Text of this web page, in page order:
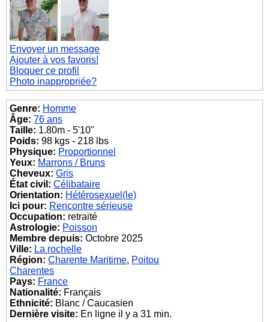
Envoyer un message
Ajouter à vos favoris!
Bloquer ce profil
Photo inappropriée?
Genre: Homme
Âge: 76 ans
Taille: 1.80m - 5'10"
Poids: 98 kgs - 218 lbs
Physique: Proportionnel
Yeux: Marrons / Bruns
Cheveux: Gris
État civil: Célibataire
Orientation: Hétérosexuel(le)
Ici pour: Rencontre sérieuse
Occupation: retraité
Astrologie: Poisson
Membre depuis: Octobre 2025
Ville: La rochelle
Région: Charente Maritime, Poitou
Charentes
Pays: France
Nationalité: Français
Ethnicité: Blanc / Caucasien
Dernière visite: En ligne il y a 31 min.